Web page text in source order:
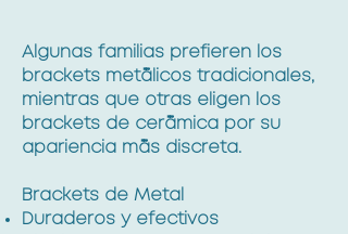
Algunas familias prefieren los
brackets metálicos tradicionales,
mientras que otras eligen los
brackets de cerámica por su
apariencia más discreta.
Brackets de Metal
Duraderos y efectivos